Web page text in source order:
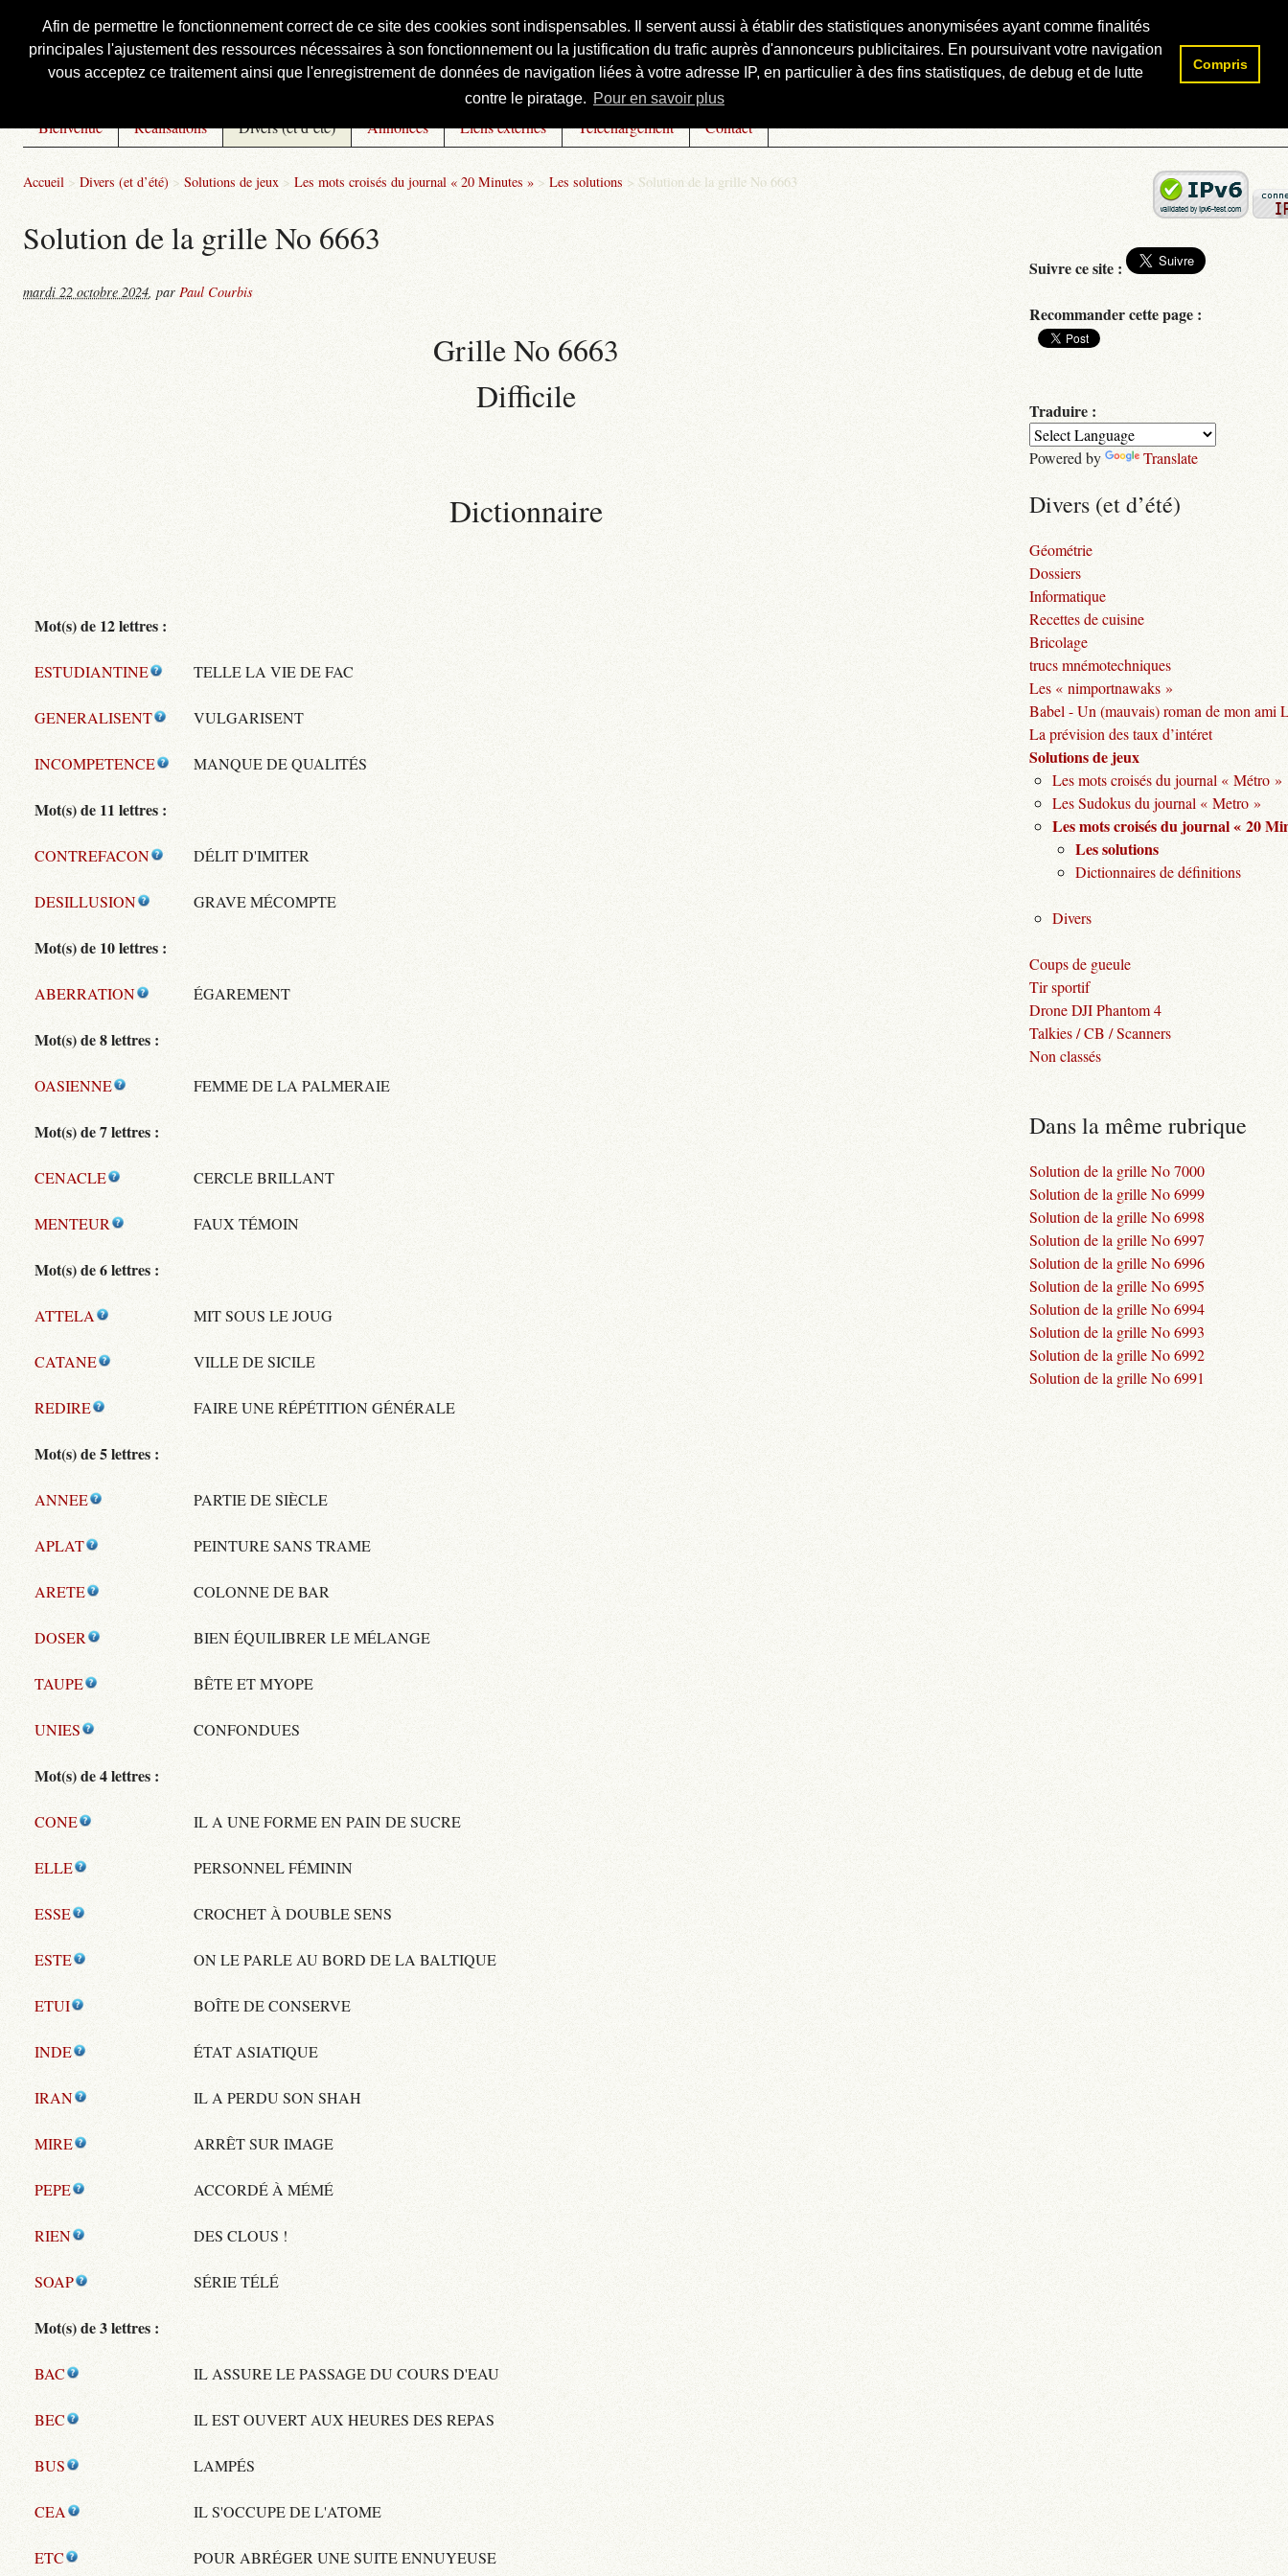
Afin de permettre le fonctionnement correct de ce site des cookies sont indispensables. Il servent aussi à établir des statistiques anonymisées ayant comme finalités
principales l'ajustement des ressources nécessaires à son fonctionnement ou la justification du trafic auprès d'annonceurs publicitaires. En poursuivant votre navigation
vous acceptez ce traitement ainsi que l'enregistrement de données de navigation liées à votre adresse IP, en particulier à des fins statistiques, de debug et de lutte
contre le piratage. Pour en savoir plus
Compris
Courbis, « LE » Blog Officiel
Bienvenue Réalisations Divers (et d’été) Annonces Liens externes Téléchargement Contact
Accueil > Divers (et d’été) > Solutions de jeux > Les mots croisés du journal « 20 Minutes » > Les solutions > Solution de la grille No 6663
Solution de la grille No 6663
mardi 22 octobre 2024, par Paul Courbis
Grille No 6663
Difficile
Dictionnaire
Mot(s) de 12 lettres :
ESTUDIANTINE TELLE LA VIE DE FAC
GENERALISENT VULGARISENT
INCOMPETENCE MANQUE DE QUALITÉS
Mot(s) de 11 lettres :
CONTREFACON DÉLIT D'IMITER
DESILLUSION GRAVE MÉCOMPTE
Mot(s) de 10 lettres :
ABERRATION ÉGAREMENT
Mot(s) de 8 lettres :
OASIENNE FEMME DE LA PALMERAIE
Mot(s) de 7 lettres :
CENACLE CERCLE BRILLANT
MENTEUR FAUX TÉMOIN
Mot(s) de 6 lettres :
ATTELA MIT SOUS LE JOUG
CATANE VILLE DE SICILE
REDIRE FAIRE UNE RÉPÉTITION GÉNÉRALE
Mot(s) de 5 lettres :
ANNEE PARTIE DE SIÈCLE
APLAT PEINTURE SANS TRAME
ARETE COLONNE DE BAR
DOSER BIEN ÉQUILIBRER LE MÉLANGE
TAUPE BÊTE ET MYOPE
UNIES CONFONDUES
Mot(s) de 4 lettres :
CONE IL A UNE FORME EN PAIN DE SUCRE
ELLE PERSONNEL FÉMININ
ESSE CROCHET À DOUBLE SENS
ESTE ON LE PARLE AU BORD DE LA BALTIQUE
ETUI BOÎTE DE CONSERVE
INDE ÉTAT ASIATIQUE
IRAN IL A PERDU SON SHAH
MIRE ARRÊT SUR IMAGE
PEPE ACCORDÉ À MÉMÉ
RIEN DES CLOUS !
SOAP SÉRIE TÉLÉ
Mot(s) de 3 lettres :
BAC IL ASSURE LE PASSAGE DU COURS D'EAU
BEC IL EST OUVERT AUX HEURES DES REPAS
BUS LAMPÉS
CEA IL S'OCCUPE DE L'ATOME
ETC POUR ABRÉGER UNE SUITE ENNUYEUSE
Rechercher :
Suivre ce site :
Recommander cette page :
Traduire :
Powered by Translate
Divers (et d’été)
Géométrie
Dossiers
Informatique
Recettes de cuisine
Bricolage
trucs mnémotechniques
Les « nimportnawaks »
Babel - Un (mauvais) roman de mon ami
La prévision des taux d’intéret
Solutions de jeux
Les mots croisés du journal « Métro »
Les Sudokus du journal « Metro »
Les mots croisés du journal « 20
Les solutions
Dictionnaires de définitions
Divers
Coups de gueule
Tir sportif
Drone DJI Phantom 4
Talkies / CB / Scanners
Non classés
Dans la même rubrique
Solution de la grille No 7000
Solution de la grille No 6999
Solution de la grille No 6998
Solution de la grille No 6997
Solution de la grille No 6996
Solution de la grille No 6995
Solution de la grille No 6994
Solution de la grille No 6993
Solution de la grille No 6992
Solution de la grille No 6991